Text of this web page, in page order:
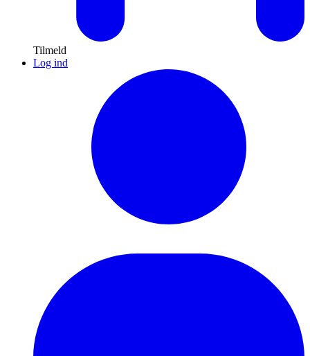
Tilmeld
Log ind